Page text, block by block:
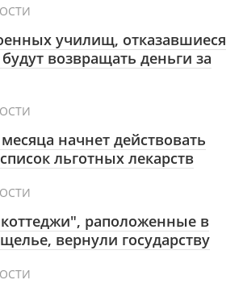
училищ, отказавшиеся
возвращать деньги за
начнет действовать
льготных лекарств
раположенные в
вернули государству